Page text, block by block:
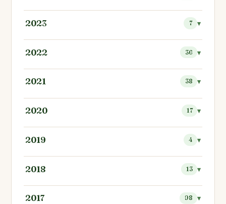
2023 7
2022 36
2021 38
2020 17
2019 4
2018 13
2017 98